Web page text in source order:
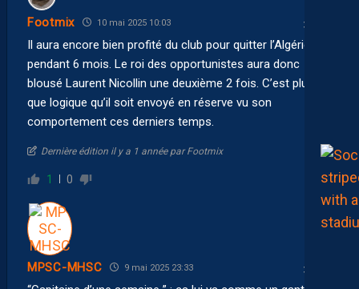
Footmix 10 mai 2025 10:03
Il aura encore bien profité du club pour quitter l’Algérie
pendant 6 mois. Le roi des opportunistes aura donc
blousé Laurent Nicollin une deuxième 2 fois. C’est plus
que logique qu’il soit envoyé en réserve vu son
comportement ces derniers temps.
Dernière édition il y a 1 année par Footmix
1 0
MPSC-MHSC 9 mai 2025 23:33